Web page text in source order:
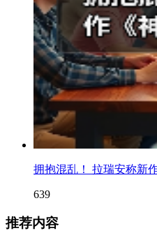
拥抱混乱！ 拉瑞安称新
639
推荐内容